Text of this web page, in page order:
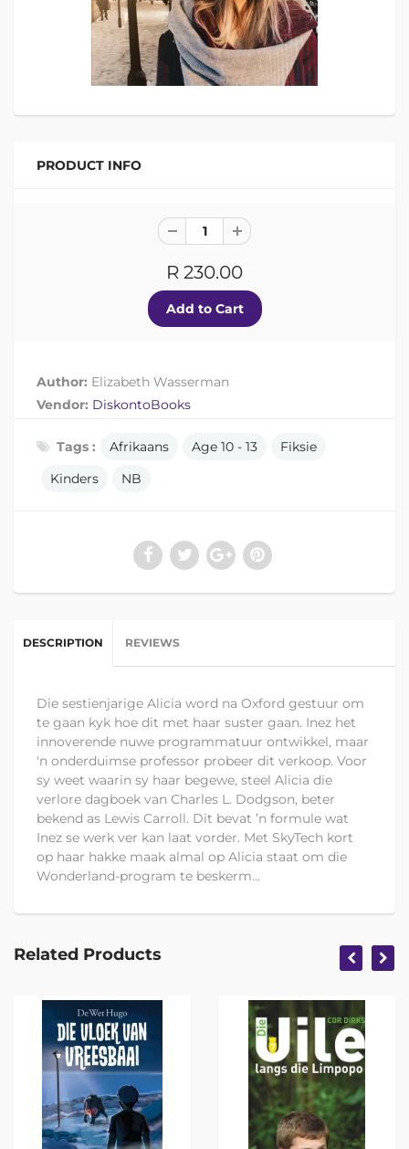
PRODUCT INFO
R 230.00
Author: Elizabeth Wasserman
Vendor: DiskontoBooks
Tags : Afrikaans Age 10 - 13
Fiksie
Kinders
NB
DESCRIPTION REVIEWS
Die sestienjarige Alicia word na Oxford gestuur om
te gaan kyk hoe dit met haar suster gaan. Inez het
innoverende nuwe programmatuur ontwikkel, maar
'n onderduimse professor probeer dit verkoop. Voor
sy weet waarin sy haar begewe, steel Alicia die
verlore dagboek van Charles L. Dodgson, beter
bekend as Lewis Carroll. Dit bevat ’n formule wat
Inez se werk ver kan laat vorder. Met SkyTech kort
op haar hakke maak almal op Alicia staat om die
Wonderland-program te beskerm...
Related Products